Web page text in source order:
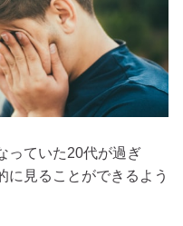
っていた20代が過ぎ
に見ることができるよう